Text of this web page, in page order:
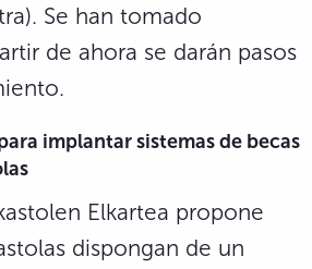
Se han tomado
de ahora se darán pasos
implantar sistemas de becas
Elkartea propone
dispongan de un